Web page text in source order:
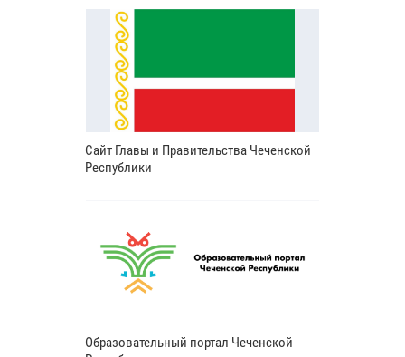
Сайт Главы и Правительства Чеченской
Республики
Образовательный портал Чеченской